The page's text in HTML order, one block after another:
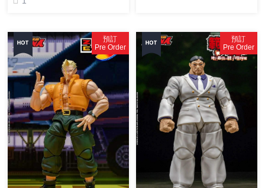
預訂
Pre Order
預訂
Pre Order